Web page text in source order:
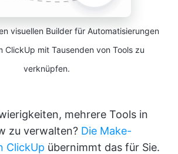
visuellen Builder für Automatisierungen
ClickUp mit Tausenden von Tools zu
verknüpfen.
mehrere Tools in
zu verwalten? Die Make-
ClickUp übernimmt das für Sie.